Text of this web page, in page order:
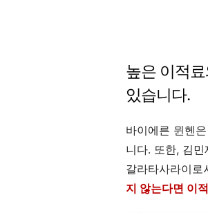
높은 이적
있습니다.
바이에른 뮌헨
니다. 또한, 김
갈라타사라이로
지 않는다면 이